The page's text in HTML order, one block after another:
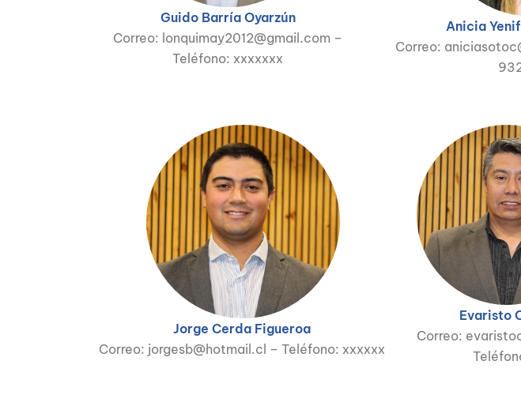
Guido Barría Oyarzún
Correo: lonquimay2012@gmail.com –
Teléfono: xxxxxxx
Anicia
Correo:
Jorge Cerda Figueroa
Correo: jorgesb@hotmail.cl – Teléfono: xxxxxx
Evaristo
Correo: